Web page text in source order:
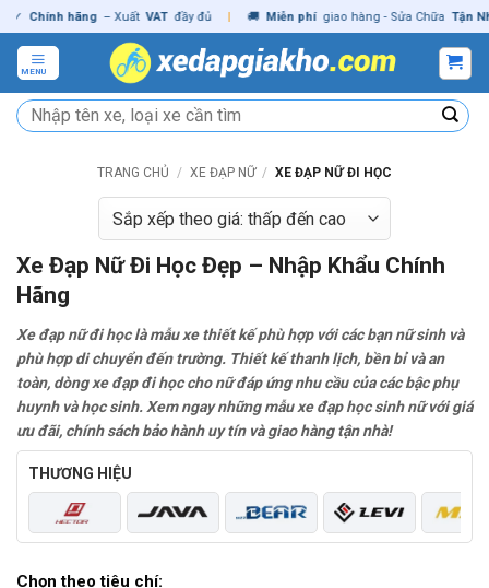
Skip
to
content
hãng – Xuất VAT đầy đủ | 🚚 Miễn phí giao hàng - Sửa Chữa Tận Nhà ✓
MENU
Tìm
kiếm:
TRANG CHỦ / XE ĐẠP NỮ / XE ĐẠP NỮ ĐI HỌC
Xe Đạp Nữ Đi Học Đẹp – Nhập Khẩu Chính
Hãng
Xe đạp nữ đi học là mẫu xe thiết kế phù hợp với các bạn nữ sinh và
phù hợp di chuyển đến trường. Thiết kế thanh lịch, bền bỉ và an
toàn, dòng xe đạp đi học cho nữ đáp ứng nhu cầu của các bậc phụ
huynh và học sinh. Xem ngay những mẫu xe đạp học sinh nữ với giá
ưu đãi, chính sách bảo hành uy tín và giao hàng tận nhà!
THƯƠNG HIỆU